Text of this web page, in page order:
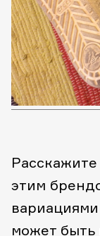
этим
может быть